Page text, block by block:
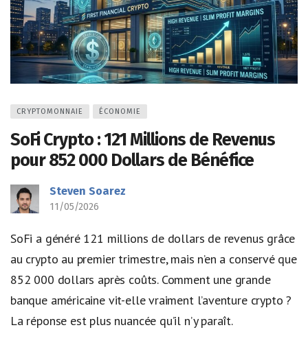
CRYPTOMONNAIE ÉCONOMIE
SoFi Crypto : 121 Millions de Revenus
pour 852 000 Dollars de Bénéfice
Steven Soarez
11/05/2026
SoFi a généré 121 millions de dollars de revenus grâce
au crypto au premier trimestre, mais n’en a conservé que
852 000 dollars après coûts. Comment une grande
banque américaine vit-elle vraiment l’aventure crypto ?
La réponse est plus nuancée qu’il n’y paraît.